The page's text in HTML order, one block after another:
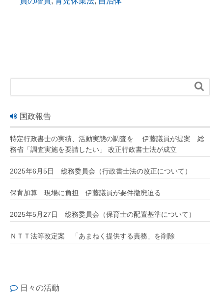

国政報告
特定行政書士の実績、活動実態の調査を 伊藤議員が提案 総
務省「調査実施を要請したい」 改正行政書士法が成立
2025年6月5日 総務委員会（行政書士法の改正について）
保育加算 現場に負担 伊藤議員が要件撤廃迫る
2025年5月27日 総務委員会（保育士の配置基準について）
ＮＴＴ法等改定案 「あまねく提供する責務」を削除
日々の活動